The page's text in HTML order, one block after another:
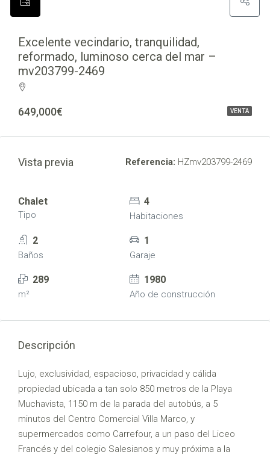
VENTA
Excelente vecindario, tranquilidad,
reformado, luminoso cerca del mar –
mv203799-2469
649,000€
Vista previa Referencia: HZmv203799-2469
Chalet
Tipo
4
Habitaciones
2
Baños
1
Garaje
289
m²
1980
Año de construcción
Descripción
Lujo, exclusividad, espacioso, privacidad y cálida
propiedad ubicada a tan solo 850 metros de la Playa
Muchavista, 1150 m de la parada del autobús, a 5
minutos del Centro Comercial Villa Marco, y
supermercados como Carrefour, a un paso del Liceo
Francés y del colegio Salesianos y muy próxima a la